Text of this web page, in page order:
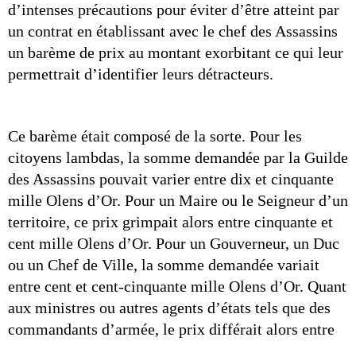
d’intenses précautions pour éviter d’être atteint par
un contrat en établissant avec le chef des Assassins
un barème de prix au montant exorbitant ce qui leur
permettrait d’identifier leurs détracteurs.
Ce barème était composé de la sorte. Pour les
citoyens lambdas, la somme demandée par la Guilde
des Assassins pouvait varier entre dix et cinquante
mille Olens d’Or. Pour un Maire ou le Seigneur d’un
territoire, ce prix grimpait alors entre cinquante et
cent mille Olens d’Or. Pour un Gouverneur, un Duc
ou un Chef de Ville, la somme demandée variait
entre cent et cent-cinquante mille Olens d’Or. Quant
aux ministres ou autres agents d’états tels que des
commandants d’armée, le prix différait alors entre